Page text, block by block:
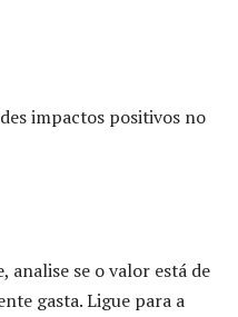
impactos positivos no
analise se o valor está de
gasta. Ligue para a